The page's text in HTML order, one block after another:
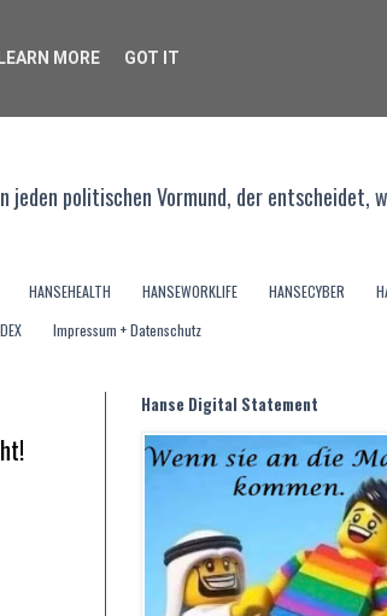
politischen Vormund, der entscheidet,
HANSEHEALTH HANSEWORKLIFE HANSECYBER
Impressum + Datenschutz
Hanse Digital Statement
LEARN MORE GOT IT